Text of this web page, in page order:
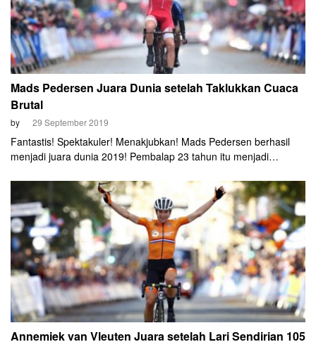
Mads Pedersen Juara Dunia setelah Taklukkan Cuaca
Brutal
by 29 September 2019
Fantastis! Spektakuler! Menakjubkan! Mads Pedersen berhasil
menjadi juara dunia 2019! Pembalap 23 tahun itu menjadi
men elite road race!
Annemiek van Vleuten Juara setelah Lari Sendirian 105